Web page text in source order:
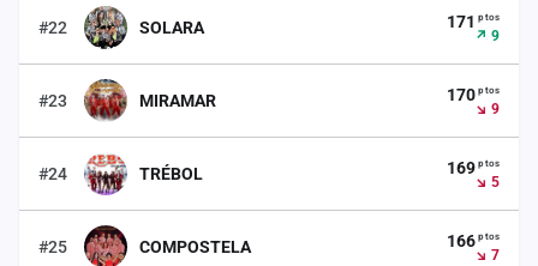
#22 SOLARA ↗ 9
171 ptos
#23 MIRAMAR ↘ 9
170 ptos
#24 TRÉBOL ↘ 5
169 ptos
#25 COMPOSTELA ↘ 7
166 ptos